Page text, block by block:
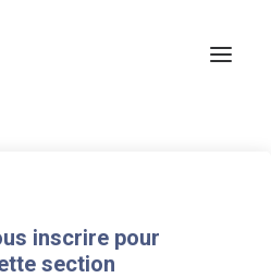
inscrire pour
section